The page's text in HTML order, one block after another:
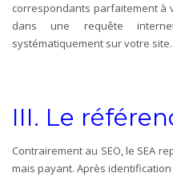
correspondants parfaitement à
dans une requête
systématiquement sur votre site.
III. Le
Contrairement au SEO, le SEA
mais payant. Après